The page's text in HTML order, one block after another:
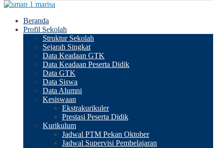
Beranda
Profil Sekolah
Struktur Sekolah
Sejarah Singkat
Data Keadaan GTK
Data Keadaan Peserta Didik
Data GTK
Data Siswa
Data Alumni
Kesiswaan
Ekstrakurikuler
Prestasi Peserta Didik
Kurikulum
Jadwal PTM Pekan Oktober
Jadwal Supervisi Pembelajaran